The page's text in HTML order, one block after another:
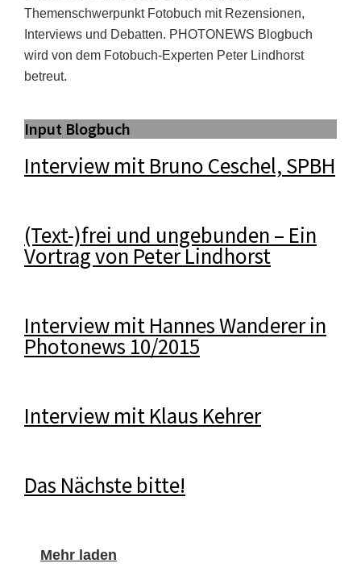
Themenschwerpunkt Fotobuch mit Rezensionen,
Interviews und Debatten. PHOTONEWS Blogbuch
wird von dem Fotobuch-Experten Peter Lindhorst
betreut.
Input Blogbuch
Interview mit Bruno Ceschel, SPBH
(Text-)frei und ungebunden – Ein
Vortrag von Peter Lindhorst
Interview mit Hannes Wanderer in
Photonews 10/2015
Interview mit Klaus Kehrer
Das Nächste bitte!
Mehr laden